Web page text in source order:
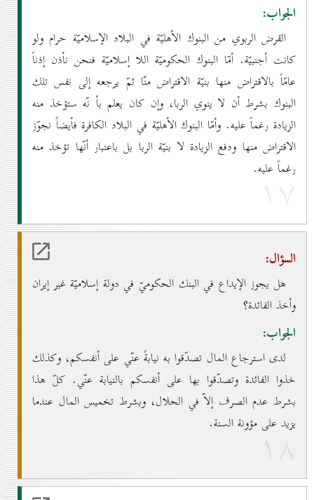
الجواب:
القرض الربوي من البنوك الأهليّة في البلاد الإسلاميّة حرام ولو
كانت أجنبيّة. أمّا البنوك الحكوميّة اللا إسلاميّة فنحن نأذن إذناً
عامّاً بالاقتراض منها بنيّة الاقتراض منّا ثمّ يرجعه إلى نفس تلك
البنوك بشرط أن لا ينوي الربا، وإن كان يعلم بأ نّه ستؤخذ منه
الزيادة رغماً عليه. وأمّا البنوك الأهليّة في البلاد الكافرة فأيضاً نجوّز
الاقتراض منها ودفع الزيادة لا بنيّة الربا بل باعتبار أنّها تؤخذ منه
رغماً عليه.
۱۷
السؤال:
هل يجوز الإيداع في البنك الحكوميّ في دولة إسلاميّة غير إيران
وأخذ الفائدة؟
الجواب:
لدى استرجاع المال تصدّقوا به نيابةً عنّي على أنفسكم، وكذلك
خذوا الفائدة وتصدّقوا بها على أنفسكم بالنيابة عنّي. كلّ هذا
بشرط عدم الصرف إلاّ في الحلال، وبشرط تخميس المال عندما
يزيد على مؤونة السنة.
۱۸